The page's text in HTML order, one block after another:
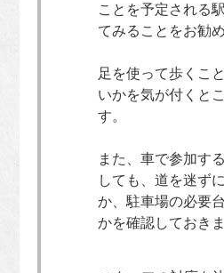
ことを予定される
てみることをお勧
足を使って歩くこ
いかを気が付くと
す。
また、車で参加す
しても、道を迷ず
か、駐車場の必要
かを確認しておき